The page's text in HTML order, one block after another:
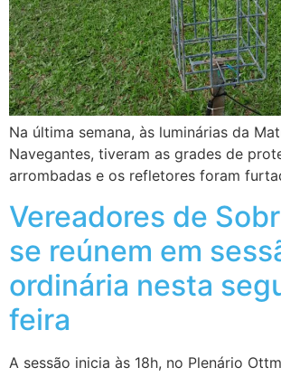
Na última semana, às luminárias da
Navegantes, tiveram as grades de
arrombadas e os refletores foram
Vereadores de
se reúnem em
ordinária nesta
feira
A sessão inicia às 18h, no Plenário